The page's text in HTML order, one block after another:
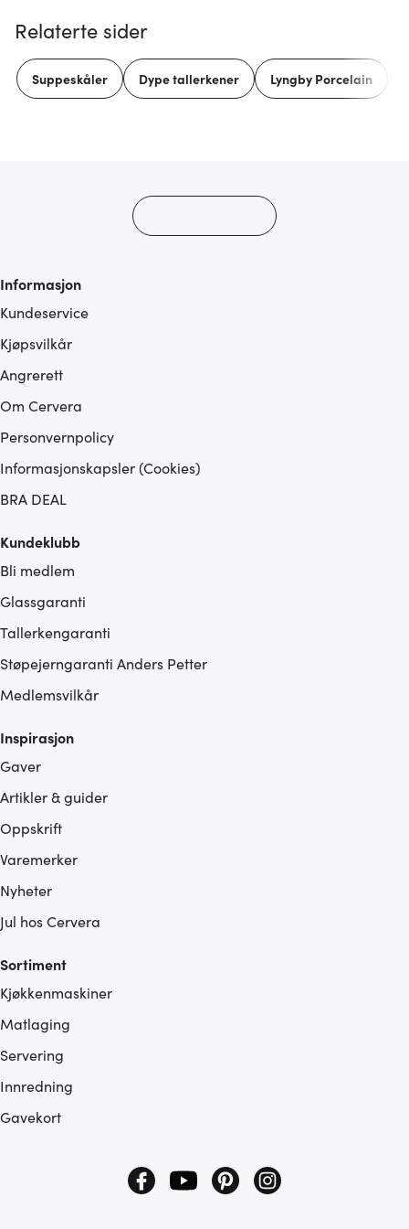
Relaterte sider
Suppeskåler Dype tallerkener Lyngby Porcelain
Informasjon
Kundeservice
Kjøpsvilkår
Angrerett
Om Cervera
Personvernpolicy
Informasjonskapsler (Cookies)
BRA DEAL
Kundeklubb
Bli medlem
Glassgaranti
Tallerkengaranti
Støpejerngaranti Anders Petter
Medlemsvilkår
Inspirasjon
Gaver
Artikler & guider
Oppskrift
Varemerker
Nyheter
Jul hos Cervera
Sortiment
Kjøkkenmaskiner
Matlaging
Servering
Innredning
Gavekort